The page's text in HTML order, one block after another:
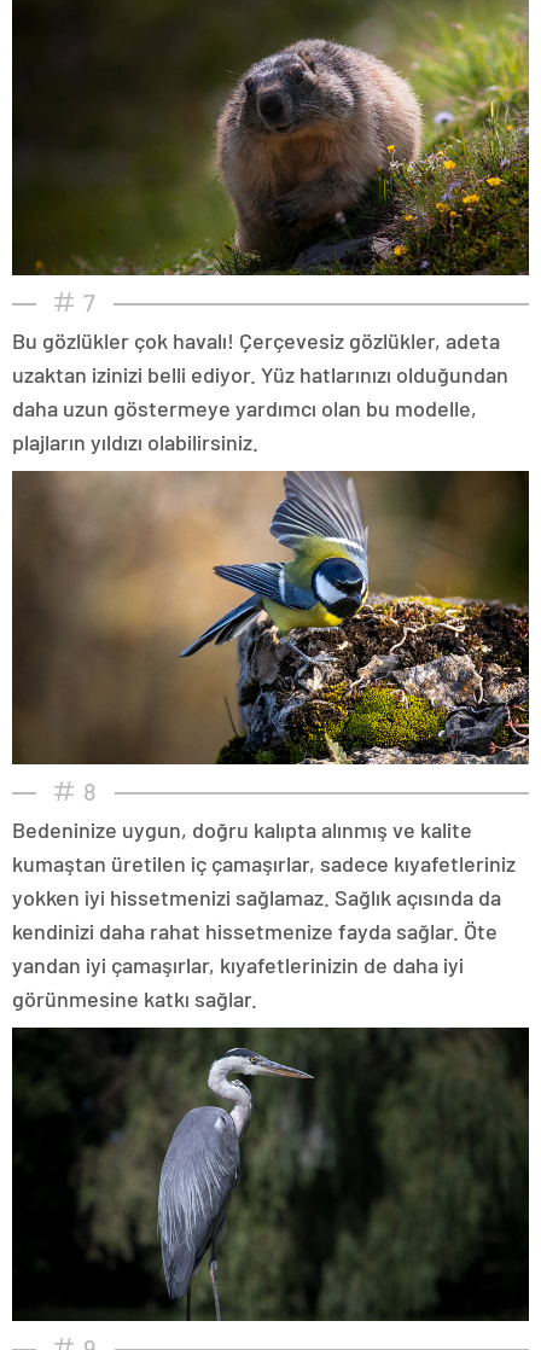
7
Bu gözlükler çok havalı! Çerçevesiz gözlükler, adeta
uzaktan izinizi belli ediyor. Yüz hatlarınızı olduğundan
daha uzun göstermeye yardımcı olan bu modelle,
plajların yıldızı olabilirsiniz.
8
Bedeninize uygun, doğru kalıpta alınmış ve kalite
kumaştan üretilen iç çamaşırlar, sadece kıyafetleriniz
yokken iyi hissetmenizi sağlamaz. Sağlık açısında da
kendinizi daha rahat hissetmenize fayda sağlar. Öte
yandan iyi çamaşırlar, kıyafetlerinizin de daha iyi
görünmesine katkı sağlar.